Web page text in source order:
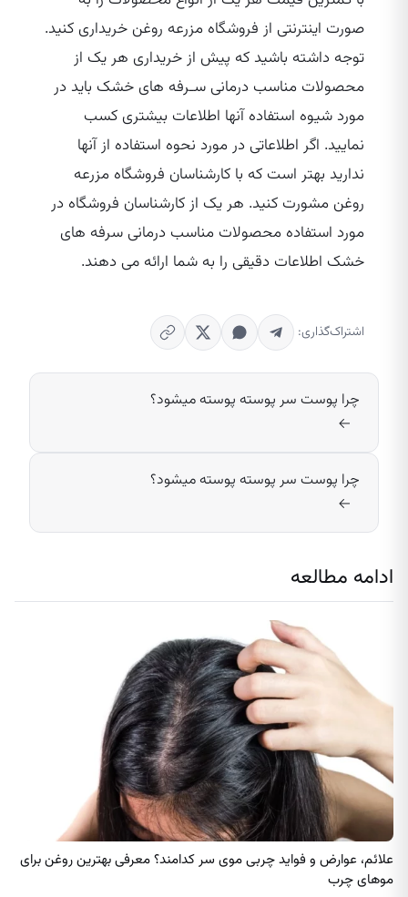
صورت اینترنتی از فروشگاه مزرعه روغن خریداری کنید.
توجه داشته باشید که پیش از خریداری هر یک از
محصولات مناسب درمانی سـرفه های خشک باید در
مورد شیوه استفاده آنها اطلاعات بیشتری کسب
نمایید. اگر اطلاعاتی در مورد نحوه استفاده از آنها
ندارید بهتر است که با کارشناسان فروشگاه مزرعه
روغن مشورت کنید. هر یک از کارشناسان فروشگاه در
مورد استفاده محصولات مناسب درمانی سرفه های
خشک اطلاعات دقیقی را به شما ارائه می دهند.
اشتراک‌گذاری:
چرا پوست سر پوسته پوسته میشود؟
→
چرا پوست سر پوسته پوسته میشود؟
→
ادامه مطالعه
علائم، عوارض و فواید چربی موی سر کدامند؟ معرفی بهترین روغن برای
موهای چرب